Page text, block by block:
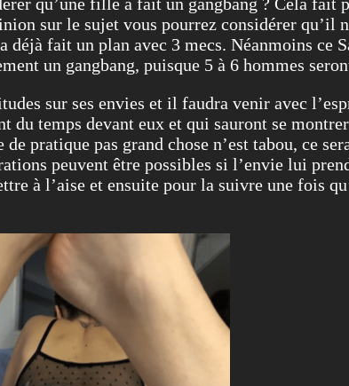
sur le sujet vous pourrez considérer qu’il
fait un plan avec 3 mecs. Néanmoins ce
un gangbang, puisque 5 à 6 hommes
sur ses envies et il faudra venir avec
du temps devant eux et qui sauront se montrer
pratique pas grand chose n’est tabou, ce
peuvent être possibles si l’envie lui
à l’aise et ensuite pour la suivre une fois